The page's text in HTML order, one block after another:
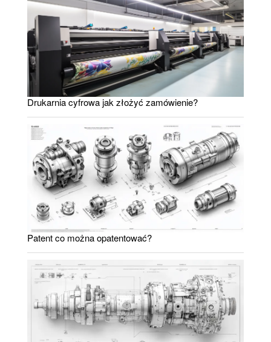
Drukarnia cyfrowa jak złożyć zamówienie?
Patent co można opatentować?